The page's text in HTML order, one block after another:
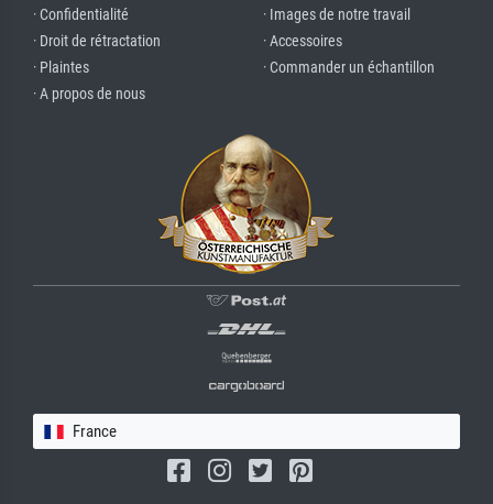
· Confidentialité
· Droit de rétractation
· Plaintes
· A propos de nous
· Images de notre travail
· Accessoires
· Commander un échantillon
France